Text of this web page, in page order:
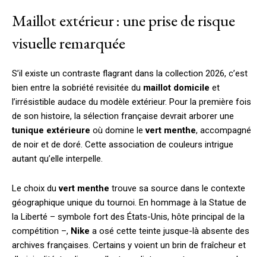
Maillot extérieur : une prise de risque
visuelle remarquée
S’il existe un contraste flagrant dans la collection 2026, c’est
bien entre la sobriété revisitée du maillot domicile et
l’irrésistible audace du modèle extérieur. Pour la première fois
de son histoire, la sélection française devrait arborer une
tunique extérieure où domine levert menthe, accompagné
de noir et de doré. Cette association de couleurs intrigue
autant qu’elle interpelle.
Le choix duvert menthe trouve sa source dans le contexte
géographique unique du tournoi. En hommage à la Statue de
la Liberté – symbole fort des États-Unis, hôte principal de la
compétition –, Nike a osé cette teinte jusque-là absente des
archives françaises. Certains y voient un brin de fraîcheur et